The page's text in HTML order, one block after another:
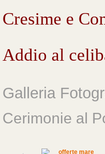
Cresime e
Addio al
Galleria
Cerimonie al